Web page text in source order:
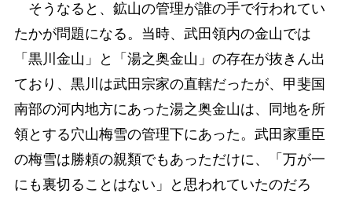
そうなると、鉱山の管理が誰の手で行われてい
たかが問題になる。当時、武田領内の金山では
「黒川金山」と「湯之奥金山」の存在が抜きん出
ており、黒川は武田宗家の直轄だったが、甲斐国
南部の河内地方にあった湯之奥金山は、同地を所
領とする穴山梅雪の管理下にあった。武田家重臣
の梅雪は勝頼の親類でもあっただけに、「万が一
にも裏切ることはない」と思われていたのだろ